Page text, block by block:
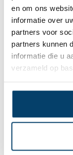
en om ons
informatie over
partners voor
partners kunnen
informatie die u
verzameld op
Naam:*
E-mail:*
Comment:*